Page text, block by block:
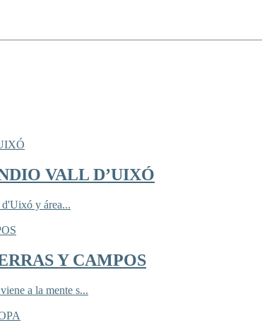
VALL D’UIXÓ
y área...
Y CAMPOS
a la mente s...